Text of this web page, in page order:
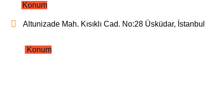
Konum
Altunizade Mah. Kısıklı Cad. No:28 Üsküdar, İstanbul
Konum